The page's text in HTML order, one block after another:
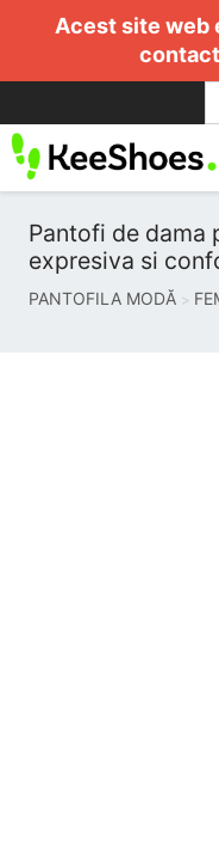
Acest site web
Pantofi de dama
expresiva si
PANTOFILA MODĂ